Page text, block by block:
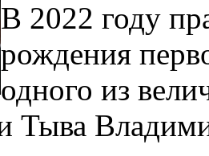
В 2022 году
рождения
одного из
Тыва